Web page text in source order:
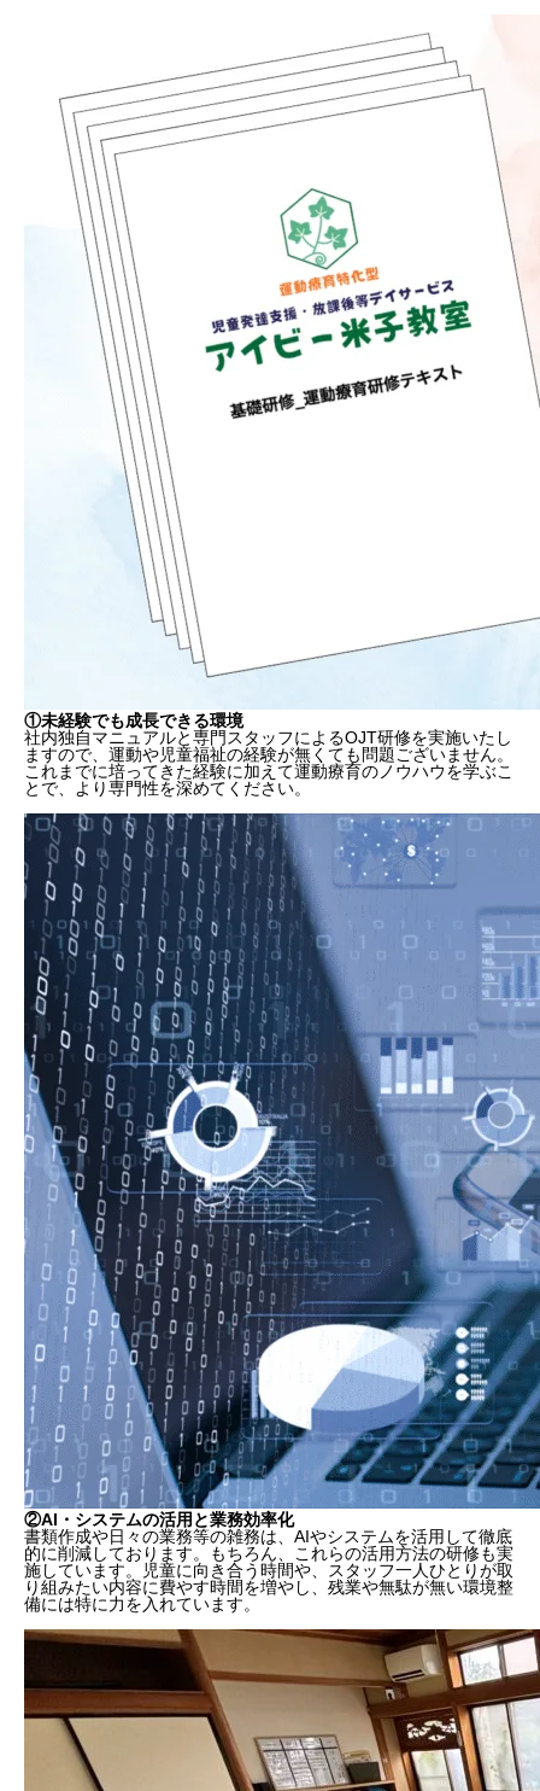
①未経験でも成長できる環境
社内独自マニュアルと専門スタッフによるOJT研修を実施いたし
ますので、運動や児童福祉の経験が無くても問題ございません。
これまでに培ってきた経験に加えて運動療育のノウハウを学ぶこ
とで、より専門性を深めてください。
②AI・システムの活用と業務効率化
書類作成や日々の業務等の雑務は、AIやシステムを活用して徹底
的に削減しております。もちろん、これらの活用方法の研修も実
施しています。児童に向き合う時間や、スタッフ一人ひとりが取
り組みたい内容に費やす時間を増やし、残業や無駄が無い環境整
備には特に力を入れています。